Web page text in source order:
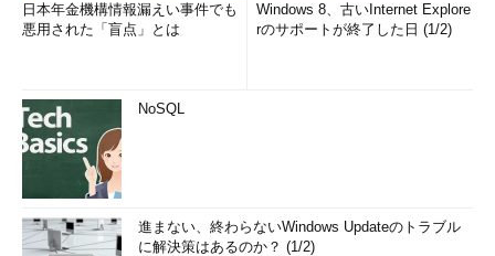
日本年金機構情報漏えい事件でも
悪用された「盲点」とは
Windows 8、古いInternet Explore
rのサポートが終了した日 (1/2)
NoSQL
進まない、終わらないWindows Updateのトラブル
に解決策はあるのか？ (1/2)